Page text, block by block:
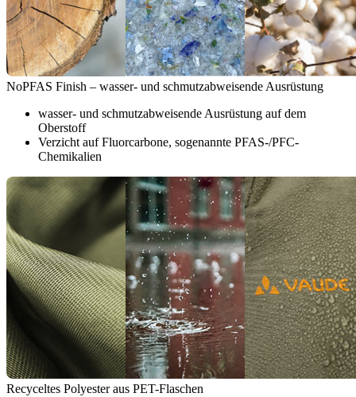
NoPFAS Finish – wasser- und schmutzabweisende Ausrüstung
wasser- und schmutzabweisende Ausrüstung auf dem
Oberstoff
Verzicht auf Fluorcarbone, sogenannte PFAS-/PFC-
Chemikalien
Recyceltes Polyester aus PET-Flaschen